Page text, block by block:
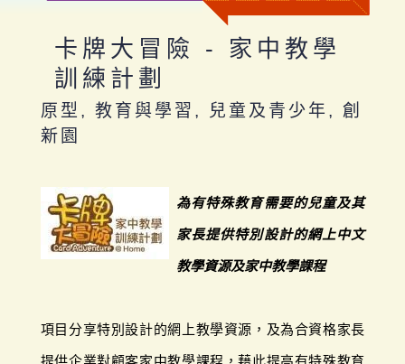
卡牌大冒險 - 家中教學
訓練計劃
原型, 教育與學習, 兒童及青少年, 創
新園
為有特殊教育需要的兒童及其
家長提供特別設計的網上中文
教學資源及家中教學課程
項目分享特別設計的網上教學資源，及為合資格家長
提供企業對顧客家中教學課程，藉此提高有特殊教育